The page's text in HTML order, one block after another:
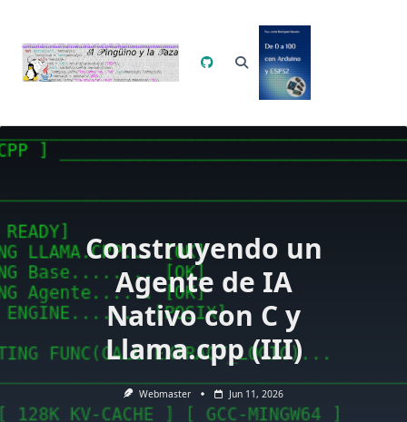
contenido
Construyendo un
Agente de IA
Nativo con C y
Llama.cpp (III)
Webmaster Jun 11, 2026